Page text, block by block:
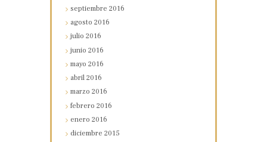
septiembre2016
agosto2016
julio2016
junio2016
mayo2016
abril2016
marzo2016
febrero2016
enero2016
diciembre2015